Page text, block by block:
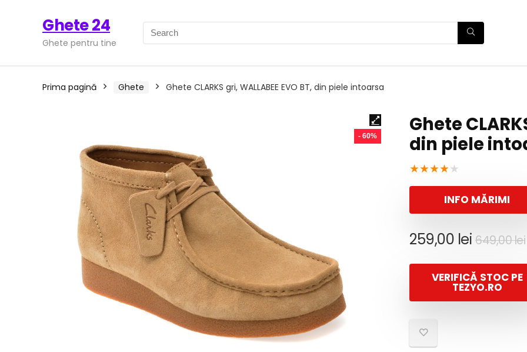
Ghete 24
Ghete pentru tine
Prima pagină Ghete Ghete CLARKS gri, WALLABEE EVO BT, din piele intoarsa
- 60%
Ghete
din piele
★★★★★
INFO MĂRIMI
649,00lei
259,00 lei
VERIFICĂ STOC PE
TEZYO.RO